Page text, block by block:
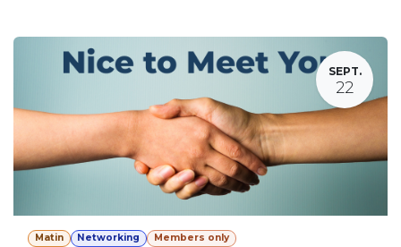
SEPT.
22
Matin Networking Members only